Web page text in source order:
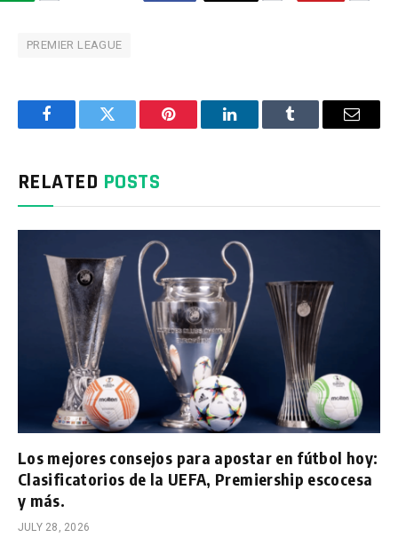
PREMIER LEAGUE
FacebookTwitter Pinterest LinkedInTumblr Email
RELATED POSTS
Los mejores consejos para apostar en fútbol hoy:
Clasificatorios de la UEFA, Premiership escocesa
y más.
JULY 28, 2026